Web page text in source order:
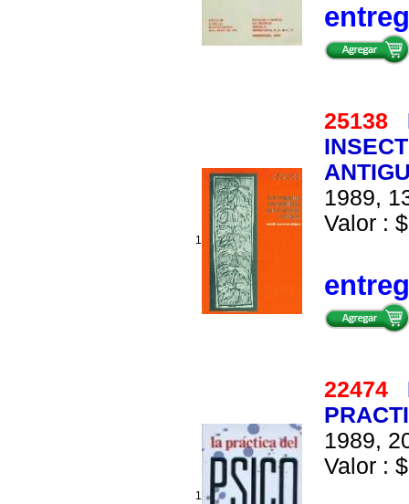
1
25138
1989,
Valor :
1
22474
1989,
Valor :